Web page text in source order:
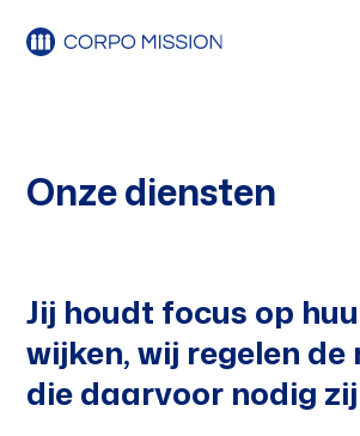
Onze diensten
Jij houdt focus op
wijken, wij regelen de
die daarvoor nodig
Your email
Verzenden